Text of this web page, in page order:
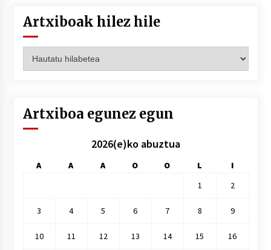
Artxiboak hilez hile
hilez
Artxiboa egunez egun
2026(e)ko abuztua
A A A O O L
I
1
2
3 4 5 6 7 8 9
10 11 12 13 14 15 16